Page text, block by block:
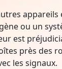
ou un
est
près des
les signaux.